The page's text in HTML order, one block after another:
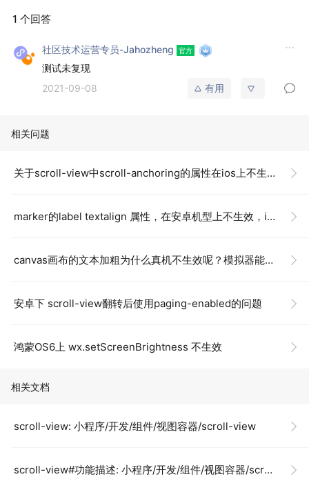
1 个回答
社区技术运营专员-Jahozheng
测试未复现
2021-09-08
有用
相关问题
关于scroll-view中scroll-anchoring的属性在ios上不生效?
marker的label textalign 属性，在安卓机型上不生效，ios，模拟器都可以
canvas画布的文本加粗为什么真机不生效呢？模拟器能生效
安卓下 scroll-view翻转后使用paging-enabled的问题
鸿蒙OS6上 wx.setScreenBrightness 不生效
相关文档
scroll-view: 小程序/开发/组件/视图容器/scroll-view
scroll-view#功能描述: 小程序/开发/组件/视图容器/scroll-view